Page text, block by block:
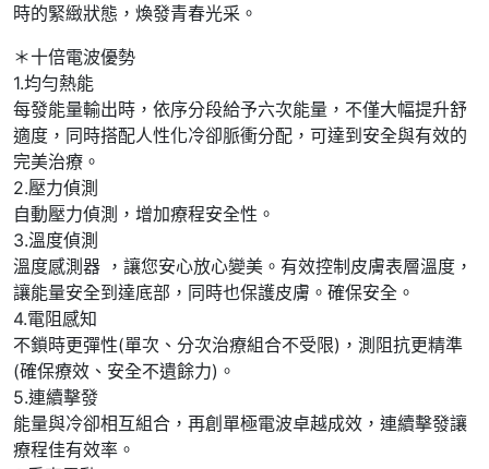
時的緊緻狀態，煥發青春光采。
＊十倍電波優勢
1.均勻熱能
每發能量輸出時，依序分段給予六次能量，不僅大幅提升舒
適度，同時搭配人性化冷卻脈衝分配，可達到安全與有效的
完美治療。
2.壓力偵測
自動壓力偵測，增加療程安全性。
3.溫度偵測
溫度感測器 ，讓您安心放心變美。有效控制皮膚表層溫度，
讓能量安全到達底部，同時也保護皮膚。確保安全。
4.電阻感知
不鎖時更彈性(單次、分次治療組合不受限)，測阻抗更精準
(確保療效、安全不遺餘力)。
5.連續擊發
能量與冷卻相互組合，再創單極電波卓越成效，連續擊發讓
療程佳有效率。